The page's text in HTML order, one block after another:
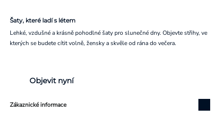
Šaty, které ladí s létem
Lehké, vzdušné a krásně pohodlné šaty pro slunečné dny. Objevte střihy, ve
kterých se budete cítit volně, žensky a skvěle od rána do večera.
Objevit nyní
Zákaznické informace